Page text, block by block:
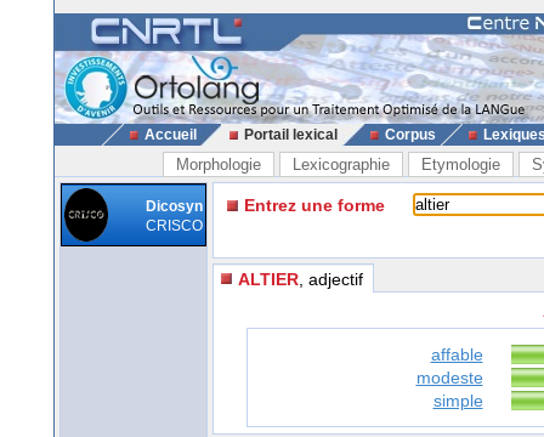
Accueil Portail lexical Corpus
Morphologie Lexicographie Etymologie
Dicosyn
CRISCO
Entrez une forme
ALTIER , adjectif
affable
modeste
simple